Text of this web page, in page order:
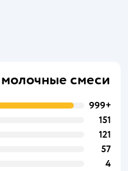
смеси
999+
151
121
57
4